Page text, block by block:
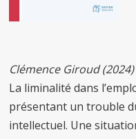
Clémence Giroud (2024)
La liminalité dans
présentant un trouble
intellectuel. Une